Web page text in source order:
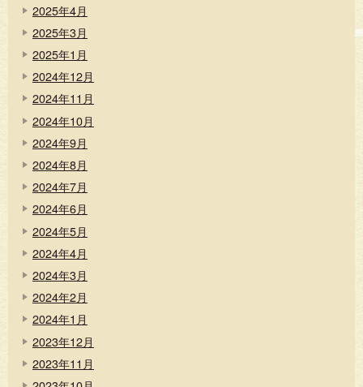
2025年4月
2025年3月
2025年1月
2024年12月
2024年11月
2024年10月
2024年9月
2024年8月
2024年7月
2024年6月
2024年5月
2024年4月
2024年3月
2024年2月
2024年1月
2023年12月
2023年11月